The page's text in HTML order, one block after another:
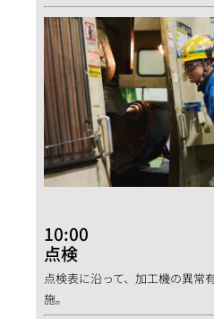
10:00
点検
点検表に沿って、加工機の異常
施。